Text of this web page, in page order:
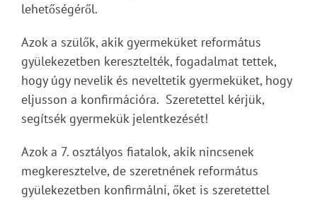
lehetőségéről.
Azok a szülők, akik gyermeküket református
gyülekezetben keresztelték, fogadalmat tettek,
hogy úgy nevelik és neveltetik gyermeküket, hogy
eljusson a konfirmációra. Szeretettel kérjük,
segítsék gyermekük jelentkezését!
Azok a 7. osztályos fiatalok, akik nincsenek
megkeresztelve, de szeretnének református
gyülekezetben konfirmálni, őket is szeretettel